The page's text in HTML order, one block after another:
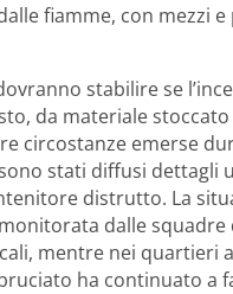
fiamme, con mezzi
stabilire se
da materiale stoccato
circostanze emerse
stati diffusi dettagli
distrutto. La
dalle squadre
mentre nei quartieri
ha continuato a